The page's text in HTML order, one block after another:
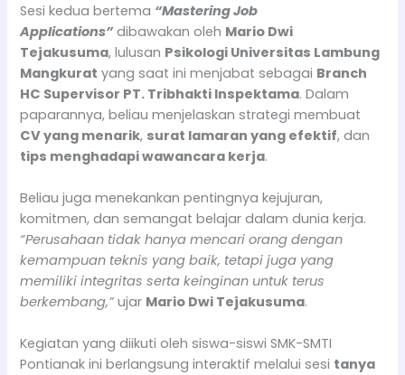
Sesi kedua bertema “Mastering Job
Applications”dibawakan oleh Mario Dwi
Tejakusuma, lulusan Psikologi Universitas Lambung
Mangkurat yang saat ini menjabat sebagai Branch
HC Supervisor PT. Tribhakti Inspektama. Dalam
paparannya, beliau menjelaskan strategi membuat
CV yang menarik, surat lamaran yang efektif, dan
tips menghadapi wawancara kerja.
Beliau juga menekankan pentingnya kejujuran,
komitmen, dan semangat belajar dalam dunia kerja.
“Perusahaan tidak hanya mencari orang dengan
kemampuan teknis yang baik, tetapi juga yang
memiliki integritas serta keinginan untuk terus
berkembang,” ujar Mario Dwi Tejakusuma.
Kegiatan yang diikuti oleh siswa-siswi SMK-SMTI
Pontianak ini berlangsung interaktif melalui sesi tanya